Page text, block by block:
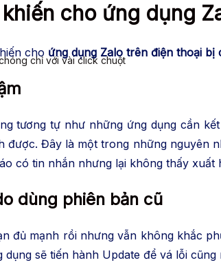
chỉ với vài click chuột
cho ứng dụng
cho ứng dụng Zalo trên điện thoại bị
tương tự như những ứng dụng cần
được. Đây là một trong những nguyên
có tin nhắn nhưng lại không thấy xuất
dùng phiên bản cũ
đủ mạnh rồi nhưng vẫn không khắc
sẽ tiến hành Update để vá lỗi